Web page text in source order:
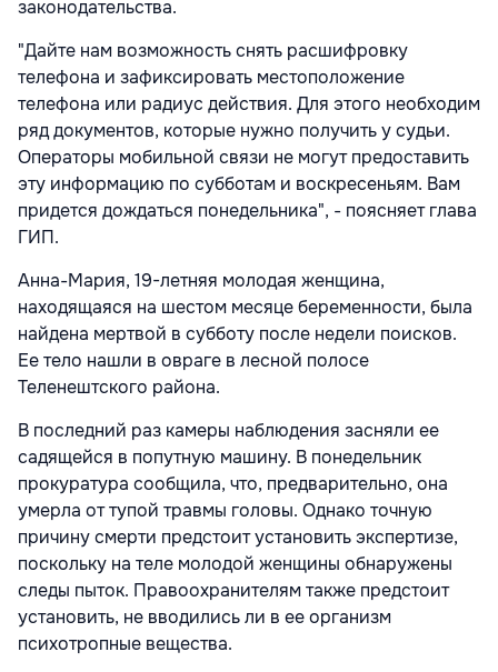
законодательства.
"Дайте нам возможность снять расшифровку
телефона и зафиксировать местоположение
телефона или радиус действия. Для этого необходим
ряд документов, которые нужно получить у судьи.
Операторы мобильной связи не могут предоставить
эту информацию по субботам и воскресеньям. Вам
придется дождаться понедельника", - поясняет глава
ГИП.
Анна-Мария, 19-летняя молодая женщина,
находящаяся на шестом месяце беременности, была
найдена мертвой в субботу после недели поисков.
Ее тело нашли в овраге в лесной полосе
Теленештского района.
В последний раз камеры наблюдения засняли ее
садящейся в попутную машину. В понедельник
прокуратура сообщила, что, предварительно, она
умерла от тупой травмы головы. Однако точную
причину смерти предстоит установить экспертизе,
поскольку на теле молодой женщины обнаружены
следы пыток. Правоохранителям также предстоит
установить, не вводились ли в ее организм
психотропные вещества.